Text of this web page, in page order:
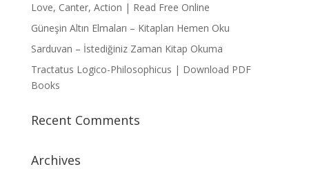
Love, Canter, Action | Read Free Online
Güneşin Altın Elmaları – Kitapları Hemen Oku
Sarduvan – İstediğiniz Zaman Kitap Okuma
Tractatus Logico-Philosophicus | Download PDF
Books
Recent Comments
Archives